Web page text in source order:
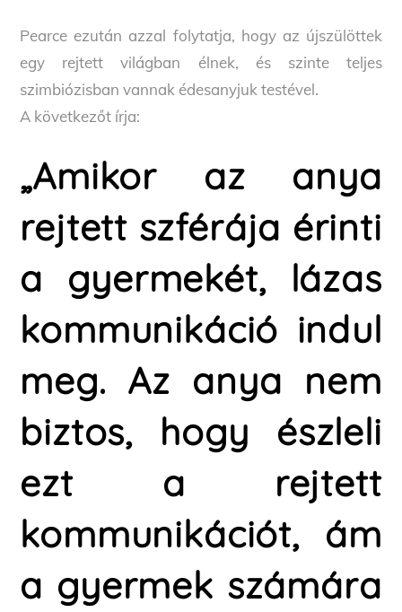
Pearce ezután azzal folytatja, hogy az újszülöttek
egy rejtett világban élnek, és szinte teljes
szimbiózisban vannak édesanyjuk testével.
A következőt írja:
„Amikor az anya
rejtett szférája érinti
a gyermekét, lázas
kommunikáció indul
meg. Az anya nem
biztos, hogy észleli
ezt a rejtett
kommunikációt, ám
a gyermek számára